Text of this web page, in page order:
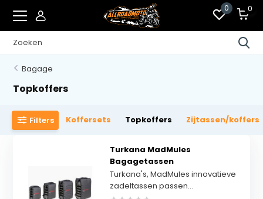
0 0
Bagage
Topkoffers
Filters Koffersets Topkoffers Zijtassen/koffers
Turkana MadMules
Bagagetassen
Turkana's, MadMules innovatieve
zadeltassen passen...